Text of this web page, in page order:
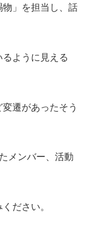
」を担当し、話
ように見える
遷があったそう
メンバー、活動
ださい。